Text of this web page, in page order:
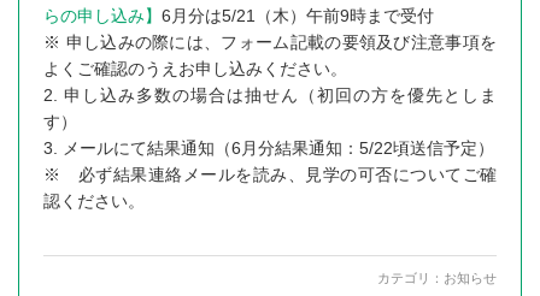
らの申し込み】 6月分は5/21（木）午前9時まで受付
※ 申し込みの際には、フォーム記載の要領及び注意事項を
よくご確認のうえお申し込みください。
2. 申し込み多数の場合は抽せん（初回の方を優先としま
す）
3. メールにて結果通知（6月分結果通知：5/22頃送信予定）
※ 必ず結果連絡メールを読み、見学の可否についてご確
認ください。
カテゴリ： お知らせ